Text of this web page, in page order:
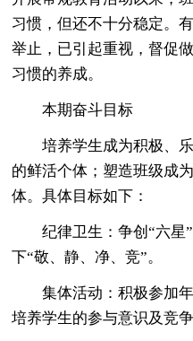
习惯，但还不十分稳定。
举止，已引起重视，督促
习惯的养成。
本期奋斗目标
培养学生成为积极、
的鲜活个体；塑造班级成
体。具体目标如下：
纪律卫生：争创“六星
下“敬、静、净、竞”。
集体活动：积极参加
培养学生的参与意识及竞争